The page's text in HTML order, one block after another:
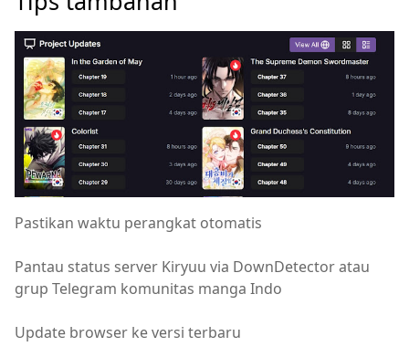
Pastikan waktu perangkat otomatis
Pantau status server Kiryuu via DownDetector atau
grup Telegram komunitas manga Indo
Update browser ke versi terbaru